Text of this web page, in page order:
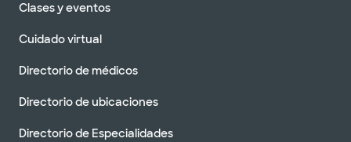
Clases y eventos
Cuidado virtual
Directorio de médicos
Directorio de ubicaciones
Directorio de Especialidades